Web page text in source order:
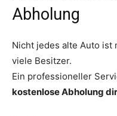
Abholung
Nicht jedes alte Auto ist
viele Besitzer.
Ein professioneller
kostenlose Abholung